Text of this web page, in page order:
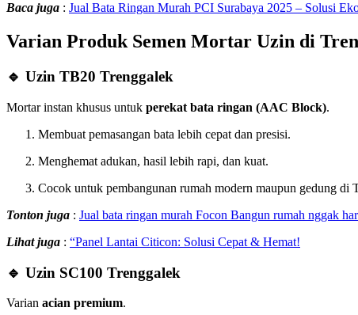
Baca juga : Jual Bata Ringan Murah PCI Surabaya 2025 – Solusi
Varian Produk Semen Mortar Uzin di
🔹 Uzin TB20 Trenggalek
Mortar instan khusus untuk perekat bata ringan (AAC Block).
Membuat pemasangan bata lebih cepat dan presisi.
Menghemat adukan, hasil lebih rapi, dan kuat.
Cocok untuk pembangunan rumah modern maupun gedung di
Tonton juga : Jual bata ringan murah Focon Bangun rumah nggak
Lihat juga : “Panel Lantai Citicon: Solusi Cepat & Hemat!
🔹 Uzin SC100 Trenggalek
Varian acian premium.